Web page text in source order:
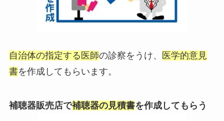
自治体の指定する医師の診察をうけ、
医学的意見
書を作成してもらいます。
補聴器販売店で補聴器の見積書を作成してもらう